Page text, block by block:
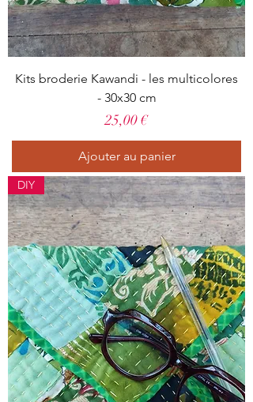
Kits broderie Kawandi - les multicolores
- 30x30 cm
Prix
25,00 €
Ajouter au panier
DIY